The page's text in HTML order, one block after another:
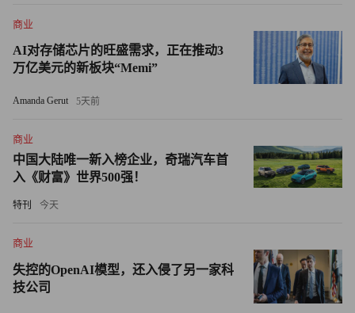
健康问题。
据英国国家统计署（Office for National Statistics）统计，
劳动力减少还影响了英国的公共服务。2022年，由于劳资纠
纷和疾病，英国社会照顾人员减少了50,000人，这是该数字
今年，高通胀和劳动力减少，预计将加剧英国的经济衰退，
但这并非英国经济的表现首次落后于其他G7国家。
商业
AI对存储芯片的旺盛需求，正在推动3
万亿美元的新板块“Memi”
Amanda Gerut 5天前
商业
中国大陆唯一新入榜企业，奇瑞汽车首
入《财富》世界500强！
特刊 今天
商业
失控的OpenAI模型，还入侵了另一家科
技公司